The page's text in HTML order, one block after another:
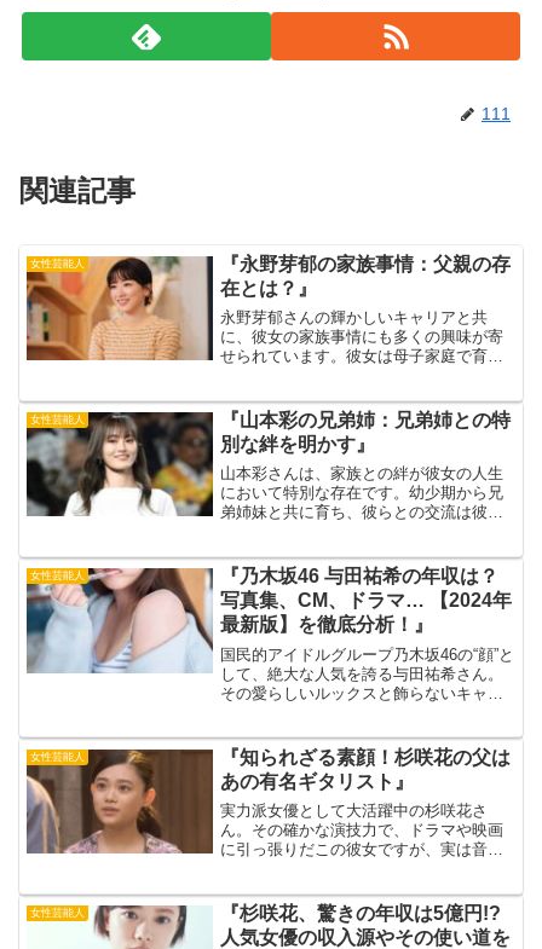
111
関連記事
女性芸能人
『永野芽郁の家族事情：父親の存
在とは？』
永野芽郁さんの輝かしいキャリアと共
に、彼女の家族事情にも多くの興味が寄
せられています。彼女は母子家庭で育っ
ん。父親との関係について彼女はどのよ
うに語ってきたのでしょうか...
女性芸能人
『山本彩の兄弟姉：兄弟姉との特
別な絆を明かす』
山本彩さんは、家族との絆が彼女の人生
において特別な存在です。幼少期から兄
弟姉妹と共に育ち、彼らとの交流は彼女
涙の数々の思い出が詰まっています。出
典元：アーリータイムこの...
女性芸能人
『乃木坂46 与田祐希の年収は？
写真集、CM、ドラマ… 【2024年
最新版】を徹底分析！』
国民的アイドルグループ乃木坂46の“顔”と
して、絶大な人気を誇る与田祐希さん。
その愛らしいルックスと飾らないキャラ
さんの2024年度の年収に迫ります。 写真
集、CM、ド...
女性芸能人
『知られざる素顔！杉咲花の父は
あの有名ギタリスト』
実力派女優として大活躍中の杉咲花さ
ん。その確かな演技力で、ドラマや映画
に引っ張りだこの彼女ですが、実は音楽
説のロックバンド「レベッカ」で活躍し
たギタリスト、木暮武彦さん...
女性芸能人
『杉咲花、驚きの年収は5億円!?
人気女優の収入源やその使い道を